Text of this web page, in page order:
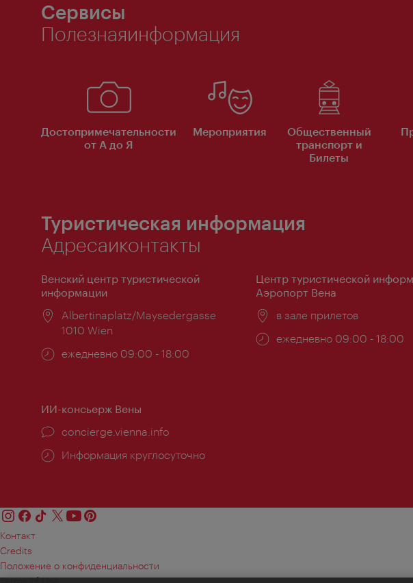
Сервисы
Полезнаяинформация
Достопримечательности
от А до Я
Мероприятия
Общественный
транспорт и
Билеты
Туристическая информация
Адресаиконтакты
Венский центр туристической
информации
Расположение:
Albertinaplatz/Maysedergasse
1010 Wien
Часы
ежедневно 09:00 - 18:00
Центр туристической
Аэропорт Вена
Расположение:
в зале прилетов
Часы
ежедневно 09:00 - 18:00
ИИ-консьерж Вены
concierge.vienna.info
Информация круглосуточно
Контакт
Credits
Положение о конфиденциальности